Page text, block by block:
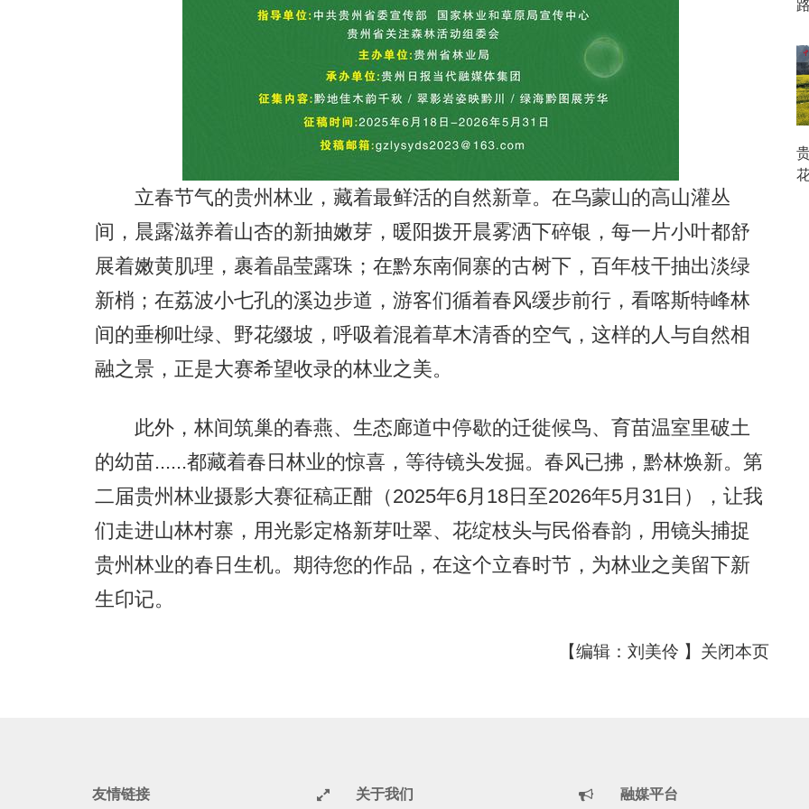
立春节气的贵州林业，藏着最鲜活的自然新章。在乌蒙山的高山灌丛
间，晨露滋养着山杏的新抽嫩芽，暖阳拨开晨雾洒下碎银，每一片小叶都舒
展着嫩黄肌理，裹着晶莹露珠；在黔东南侗寨的古树下，百年枝干抽出淡绿
新梢；在荔波小七孔的溪边步道，游客们循着春风缓步前行，看喀斯特峰林
间的垂柳吐绿、野花缀坡，呼吸着混着草木清香的空气，这样的人与自然相
融之景，正是大赛希望收录的林业之美。
此外，林间筑巢的春燕、生态廊道中停歇的迁徙候鸟、育苗温室里破土
的幼苗......都藏着春日林业的惊喜，等待镜头发掘。春风已拂，黔林焕新。第
二届贵州林业摄影大赛征稿正酣（2025年6月18日至2026年5月31日），让我
们走进山林村寨，用光影定格新芽吐翠、花绽枝头与民俗春韵，用镜头捕捉
贵州林业的春日生机。期待您的作品，在这个立春时节，为林业之美留下新
生印记。
【编辑：刘美伶 】 关闭本页
友情链接 关于我们 融媒平台